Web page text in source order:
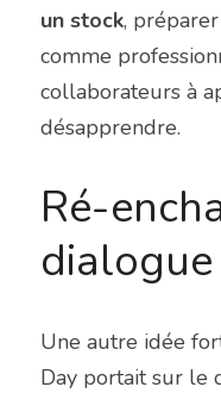
un stock,
comme
collaborateurs à
désapprendre.
Ré-
Une autre idée
Day portait sur le